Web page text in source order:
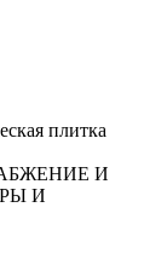
плитка
И
И